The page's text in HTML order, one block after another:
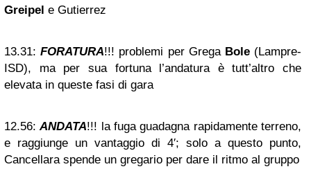
Greipel e Gutierrez
13.31: FORATURA!!! problemi per Grega Bole(Lampre-
ISD), ma per sua fortuna l’andatura è tutt’altro che
elevata in queste fasi di gara
12.56: ANDATA!!! la fuga guadagna rapidamente terreno,
e raggiunge un vantaggio di 4′; solo a questo punto,
Cancellara spende un gregario per dare il ritmo al gruppo